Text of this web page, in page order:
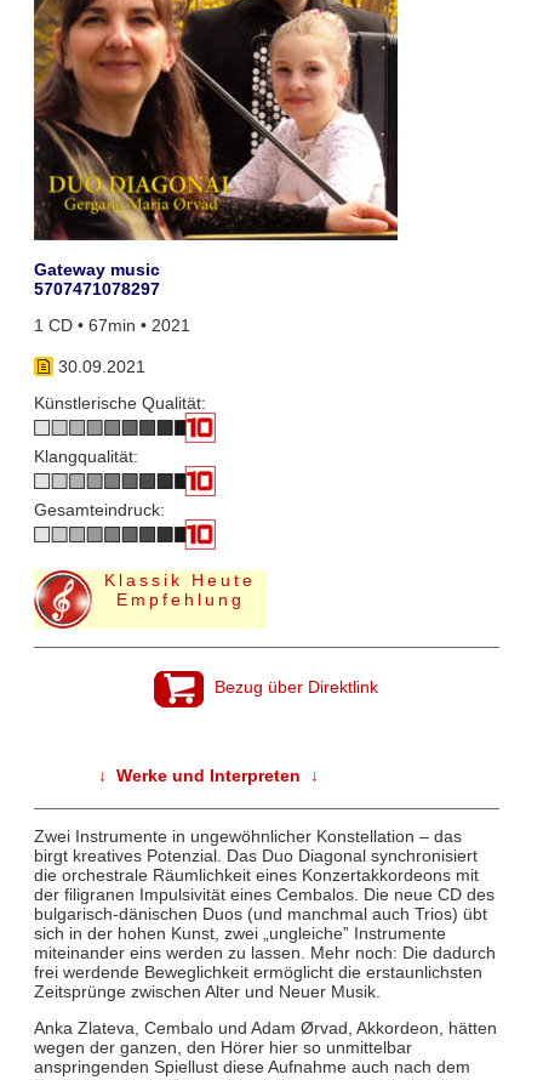
Gateway music
5707471078297
1 CD • 67min • 2021
30.09.2021
Künstlerische Qualität:
Klangqualität:
Gesamteindruck:
Klassik Heute
Empfehlung
Bezug über Direktlink
↓ Werke und Interpreten ↓
Zwei Instrumente in ungewöhnlicher Konstellation – das
birgt kreatives Potenzial. Das Duo Diagonal synchronisiert
die orchestrale Räumlichkeit eines Konzertakkordeons mit
der filigranen Impulsivität eines Cembalos. Die neue CD des
bulgarisch-dänischen Duos (und manchmal auch Trios) übt
sich in der hohen Kunst, zwei „ungleiche” Instrumente
miteinander eins werden zu lassen. Mehr noch: Die dadurch
frei werdende Beweglichkeit ermöglicht die erstaunlichsten
Zeitsprünge zwischen Alter und Neuer Musik.
Anka Zlateva, Cembalo und Adam Ørvad, Akkordeon, hätten
wegen der ganzen, den Hörer hier so unmittelbar
anspringenden Spiellust diese Aufnahme auch nach dem